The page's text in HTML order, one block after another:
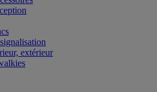
extérieur